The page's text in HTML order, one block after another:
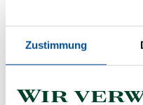
Zustimmung
Wir
1/2" Vierkant mit
12,5, ISO 1174
Automatische
hörbarem Signal